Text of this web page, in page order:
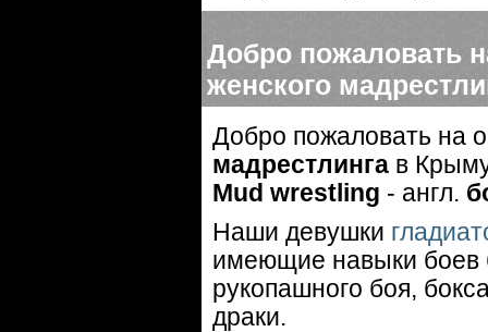
Добро пожаловать
женского
Добро пожаловать на
мадрестлинга в
Mud wrestling - англ.
Наши девушки
имеющие навыки боев
рукопашного боя,
драки.